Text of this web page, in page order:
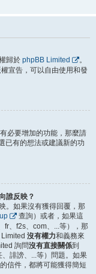
歸於 phpBB Limited
。
宣告，可以自由使用和發
必要增加的功能，那麼請
已有的想法或建議新的功
誰反映？
。如果沒有獲得回覆，那
查詢）或者，如果這
fr、f2s、com、...等），那
沒有權力和義務來
詢問沒有直接關係到
誹謗、...等）問題。如果
信件，都將可能獲得簡短